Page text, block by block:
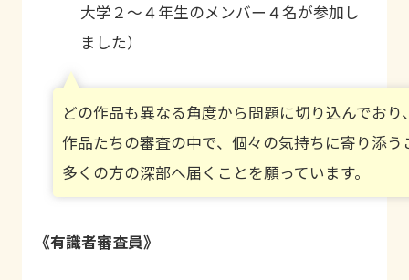
大学２〜４年生のメンバー４名が参加し
ました）
どの作品も異なる角度から問題に切り込んでお
作品たちの審査の中で、個々の気持ちに寄り添
多くの方の深部へ届くことを願っています。
《有識者審査員》